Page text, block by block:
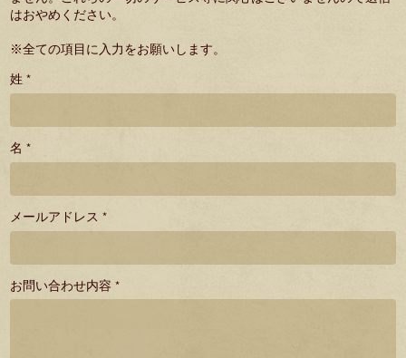
はおやめください。
※全ての項目に入力をお願いします。
姓 *
名 *
メールアドレス *
お問い合わせ内容 *